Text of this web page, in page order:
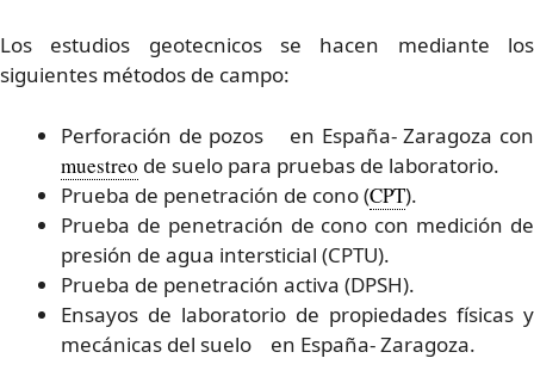
Los estudios geotecnicos se hacen mediante los
siguientes métodos de campo:
Perforación de pozos en España- Zaragoza con
muestreo de suelo para pruebas de laboratorio.
Prueba de penetración de cono (CPT).
Prueba de penetración de cono con medición de
presión de agua intersticial (CPTU).
Prueba de penetración activa (DPSH).
Ensayos de laboratorio de propiedades físicas y
mecánicas del suelo en España- Zaragoza.